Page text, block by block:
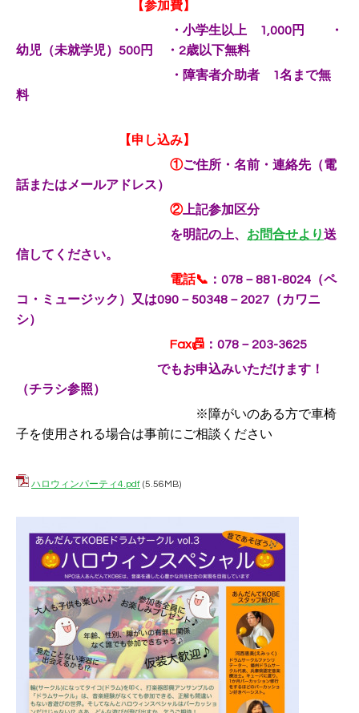
【参加費】
・小学生以上 1,000円 ・
幼児（未就学児）500円 ・2歳以下無料
・障害者介助者 1名まで無
料
【申し込み】
①ご住所・名前・連絡先（電
話またはメールアドレス）
②上記参加区分
を明記の上、 お問合せより送
信してください。
電話📞 ：078－881-8024（ペ
コ・ミュージック）又は090－50348－2027（カワニ
シ）
Fax📠 ：078－203-3625
でもお申込みいただけます！
（チラシ参照）
※障がいのある方で車椅
子を使用される場合は事前にご相談ください
ハロウィンパーティ4.pdf (5.56MB)